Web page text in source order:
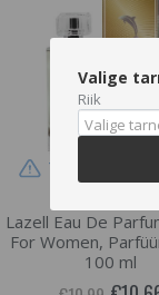
Tarne pikem kui 3
Lazell Eau De
For Women,
100 ml
Valige
Riik
Valige